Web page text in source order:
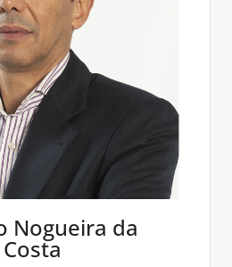
Nogueira da
Costa